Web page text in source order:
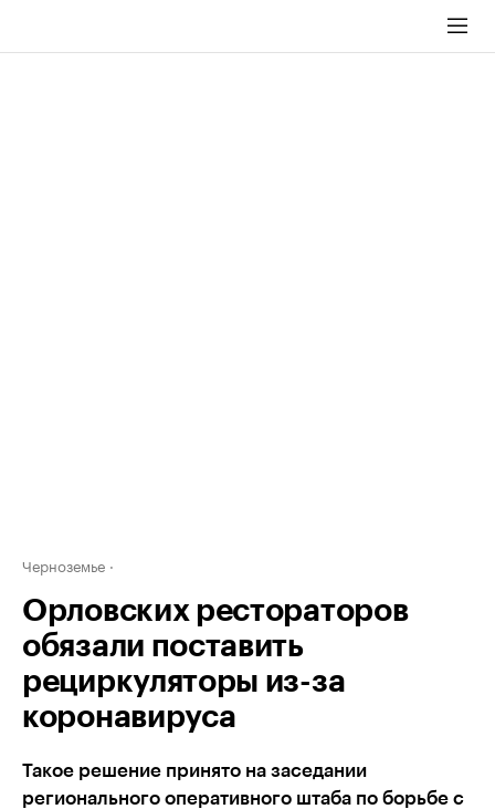
Черноземье
Орловских рестораторов
обязали поставить
рециркуляторы из-за
коронавируса
Такое решение принято на заседании
регионального оперативного штаба по борьбе с